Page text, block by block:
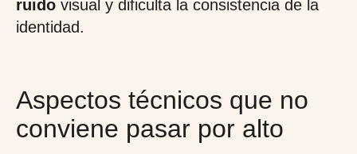
ruido visual y dificulta la consistencia de la
identidad.
Aspectos técnicos que no
conviene pasar por alto